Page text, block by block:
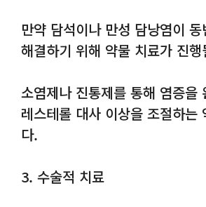
만약 담석이나 만성 담낭염이
해결하기 위해 약물 치료가 진
소염제나 진통제를 통해 염증을
레스테롤 대사 이상을 조절하는
다.
3. 수술적 치료